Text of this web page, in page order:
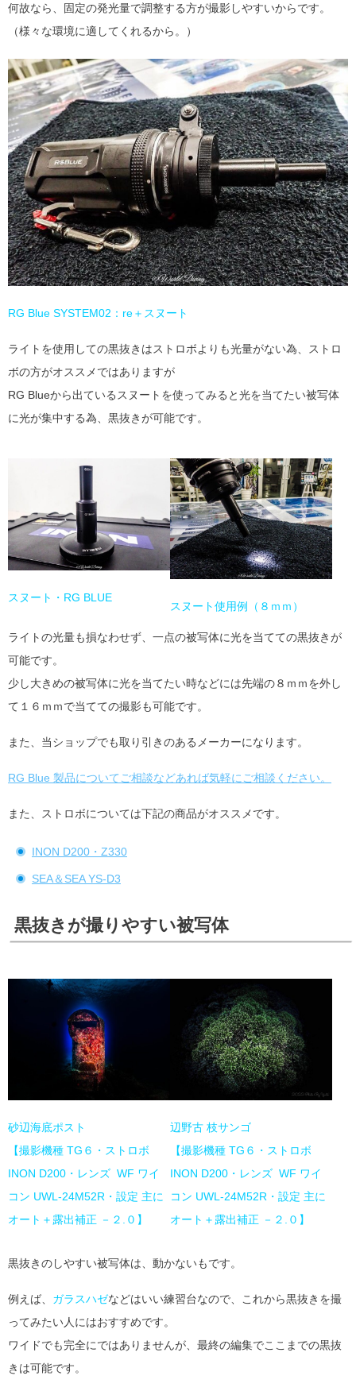
何故なら、固定の発光量で調整する方が撮影しやすいからです。
（様々な環境に適してくれるから。）
RG Blue SYSTEM02：re＋スヌート
ライトを使用しての黒抜きはストロボよりも光量がない為、ストロ
ボの方がオススメではありますが
RG Blueから出ているスヌートを使ってみると光を当てたい被写体
に光が集中する為、黒抜きが可能です。
スヌート・RG BLUE
スヌート使用例（８ｍｍ）
ライトの光量も損なわせず、一点の被写体に光を当てての黒抜きが
可能です。
少し大きめの被写体に光を当てたい時などには先端の８ｍｍを外し
て１６ｍｍで当てての撮影も可能です。
また、当ショップでも取り引きのあるメーカーになります。
RG Blue 製品についてご相談などあれば気軽にご相談ください。
また、ストロボについては下記の商品がオススメです。
INON D200・Z330
SEA＆SEA YS-D3
黒抜きが撮りやすい被写体
砂辺海底ポスト
【撮影機種 TG６・ストロボ
INON D200・レンズ WF ワイ
コン UWL-24M52R・設定 主に
オート＋露出補正 －２.０】
辺野古 枝サンゴ
【撮影機種 TG６・ストロボ
INON D200・レンズ WF ワイ
コン UWL-24M52R・設定 主に
オート＋露出補正 －２.０】
黒抜きのしやすい被写体は、動かないもです。
例えば、 ガラスハゼなどはいい練習台なので、これから黒抜きを撮
ってみたい人にはおすすめです。
ワイドでも完全にではありませんが、最終の編集でここまでの黒抜
きは可能です。